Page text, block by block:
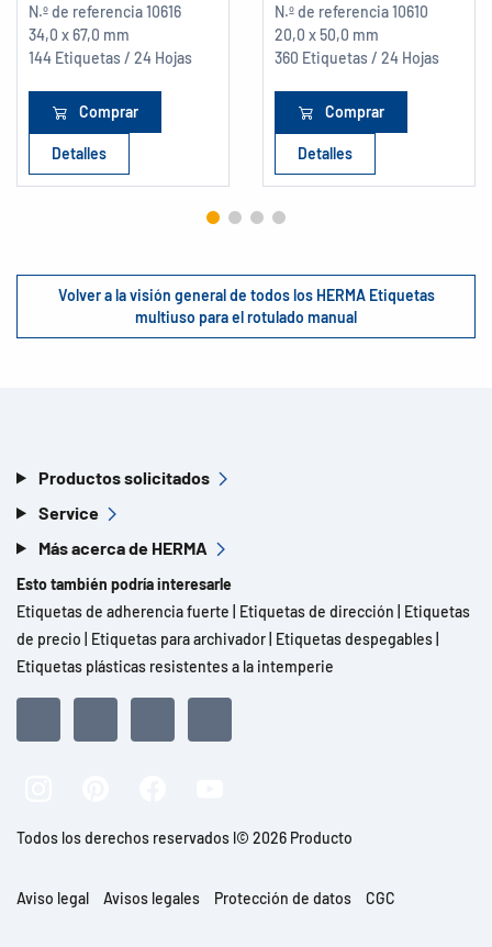
N.º de referencia10616
34,0 x 67,0 mm
144 Etiquetas / 24 Hojas
Comprar
Detalles
N.º de referencia10610
20,0 x 50,0 mm
360 Etiquetas / 24 Hojas
Comprar
Detalles
Volver a la visión general de todos los HERMA Etiquetas
multiuso para el rotulado manual
Productos solicitados
Service
Más acerca de HERMA
Esto también podría interesarle
Etiquetas de adherencia fuerte
Etiquetas de dirección
Etiquetas
de precio
Etiquetas para archivador Etiquetas despegables
Etiquetas plásticas resistentes a la intemperie
Todos los derechos reservados l© 2026 Producto
Aviso legal Avisos legales Protección de datos CGC